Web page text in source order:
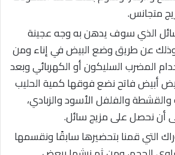
متجانس.
الذي سوف يدهن به وجه عجينة
وذلك عن طريق وضع البيض في إناء ومن
المضرب السليكون أو الكهربائي وبعد
أبيض فاتح نضع فوقها كمية الحليب
والقشطة والفلفل الأسود والزبادي،
أن نحصل على مزيج سائل.
التي قمنا بتحضيرها سابقًا ونقسمها